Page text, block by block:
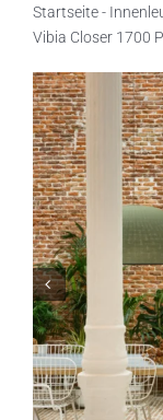
Online-Shop
Innenleuchten
Räume
Außenleuchten
Lichtplanung
Referenzen
Marken
Startseite-
Vibia Closer 1700